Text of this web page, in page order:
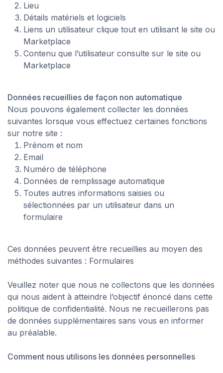
Lieu
Détails matériels et logiciels
Liens un utilisateur clique tout en utilisant le site ou
Marketplace
Contenu que l’utilisateur consulte sur le site ou
Marketplace
Données recueillies de façon non automatique
Nous pouvons également collecter les données
suivantes lorsque vous effectuez certaines fonctions
sur notre site :
Prénom et nom
Email
Numéro de téléphone
Données de remplissage automatique
Toutes autres informations saisies ou
sélectionnées par un utilisateur dans un
formulaire
Ces données peuvent être recueillies au moyen des
méthodes suivantes : Formulaires
Veuillez noter que nous ne collectons que les données
qui nous aident à atteindre l’objectif énoncé dans cette
politique de confidentialité. Nous ne recueillerons pas
de données supplémentaires sans vous en informer
au préalable.
Comment nous utilisons les données personnelles